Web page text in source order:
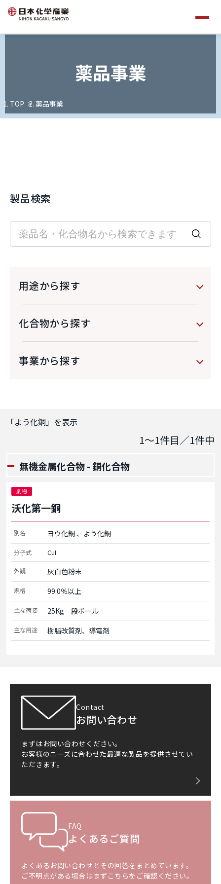
薬品事業
TOP 薬品事業
製品検索
用途から探す
化合物から探す
事業から探す
「よう化銅」を表示
1～1件目／1件中
無機金属化合物 - 銅化合物
劇物
沃化第一銅
別名 ヨウ化銅 よう化銅
分子式 CuI
外観 灰白色粉末
規格 99.0％以上
主な荷姿 25Kg　段ボール
主な用途 樹脂改質剤、導電剤
Contact
お問い合わせ
まずはお問い合わせください。
お客様のニーズに合わせた最適な製品を提供させてい
ただきます。
FAQ
よくあるご質問
よくあるお問い合わせとその回答をまとめています。
ご不明点がある場合はまずこちらをご確認ください。